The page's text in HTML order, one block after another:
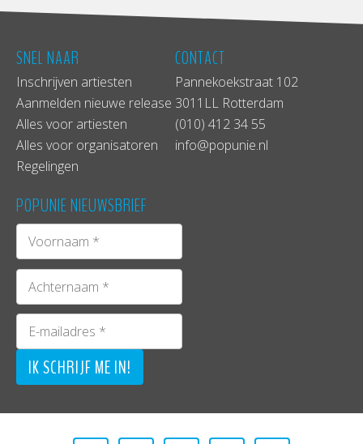
SNEL NAAR
Inschrijven artiesten
Aanmelden nieuwe release
Alles voor artiesten
Alles voor organisatoren
Regelingen
CONTACT
Pannekoekstraat 102
3011LL Rotterdam
(010) 412 34 55
info@popunie.nl
POPUNIE NIEUWSBRIEF